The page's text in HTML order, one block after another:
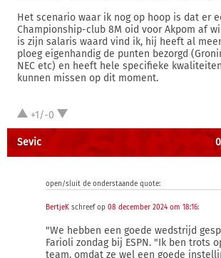
Het scenario waar ik nog op hoop is dat er
Championship-club 8M oid voor Akpom af
is zijn salaris waard vind ik, hij heeft al
ploeg eigenhandig de punten bezorgd
NEC etc) en heeft hele specifieke
kunnen missen op dit moment.
+1/-0
Sevic
open/sluit de onderstaande quote:
BertjeK schreef op 08 december 2024 om 18:16:
"We hebben een goede wedstrijd
Farioli zondag bij ESPN. "Ik ben trots
team, omdat ze wel een goede